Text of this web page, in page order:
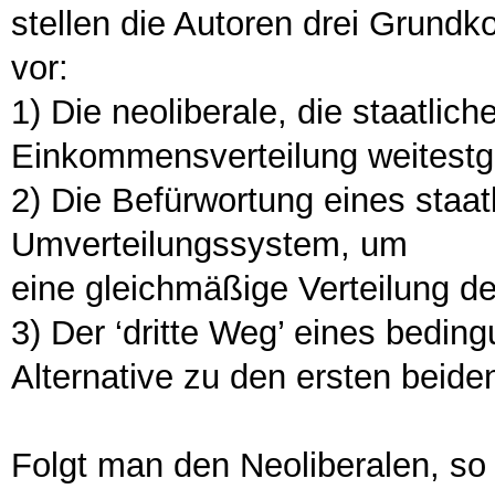
stellen die Autoren drei
vor:
1) Die neoliberale, die
Einkommensverteilung
2) Die Befürwortung eines
Umverteilungssystem, um
eine gleichmäßige Verteilung
3) Der ‘dritte Weg’ eines
Alternative zu den ersten
Folgt man den Neoliberalen,